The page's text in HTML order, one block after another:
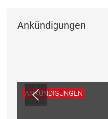
Ankündigungen
ANKÜNDIGUNGEN